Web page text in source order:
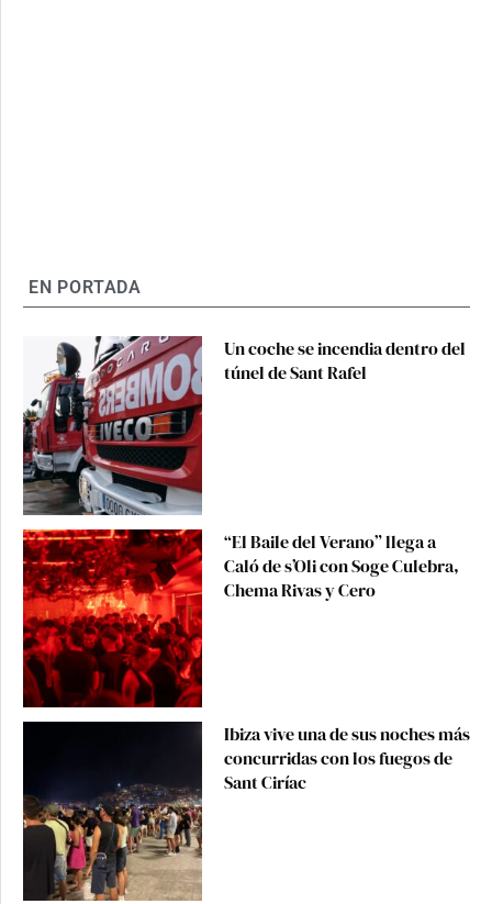
EN PORTADA
Un coche se incendia dentro del
túnel de Sant Rafel
“El Baile del Verano” llega a
Caló de s’Oli con Soge Culebra,
Chema Rivas y Cero
Ibiza vive una de sus noches más
concurridas con los fuegos de
Sant Ciríac